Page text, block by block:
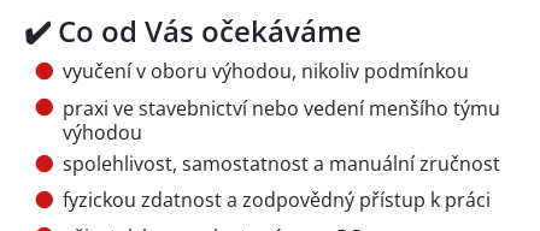
✔️ Co od Vás očekáváme
vyučení v oboru výhodou, nikoliv podmínkou
praxi ve stavebnictví nebo vedení menšího týmu
výhodou
spolehlivost, samostatnost a manuální zručnost
fyzickou zdatnost a zodpovědný přístup k práci